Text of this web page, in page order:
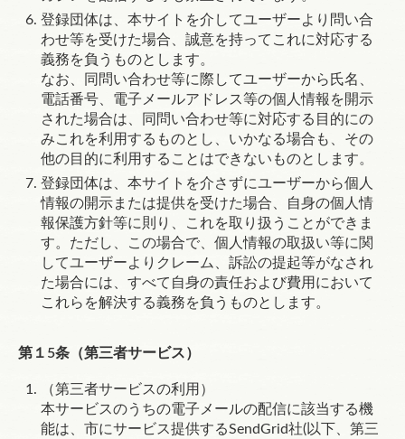
登録団体は、本サイトを介してユーザーより問い合
わせ等を受けた場合、誠意を持ってこれに対応する
義務を負うものとします。
なお、同問い合わせ等に際してユーザーから氏名、
電話番号、電子メールアドレス等の個人情報を開示
された場合は、同問い合わせ等に対応する目的にの
みこれを利用するものとし、いかなる場合も、その
他の目的に利用することはできないものとします。
登録団体は、本サイトを介さずにユーザーから個人
情報の開示または提供を受けた場合、自身の個人情
報保護方針等に則り、これを取り扱うことができま
す。ただし、この場合で、個人情報の取扱い等に関
してユーザーよりクレーム、訴訟の提起等がなされ
た場合には、すべて自身の責任および費用において
これらを解決する義務を負うものとします。
第１5条（第三者サービス）
（第三者サービスの利用）
本サービスのうちの電子メールの配信に該当する機
能は、市にサービス提供するSendGrid社(以下、第三